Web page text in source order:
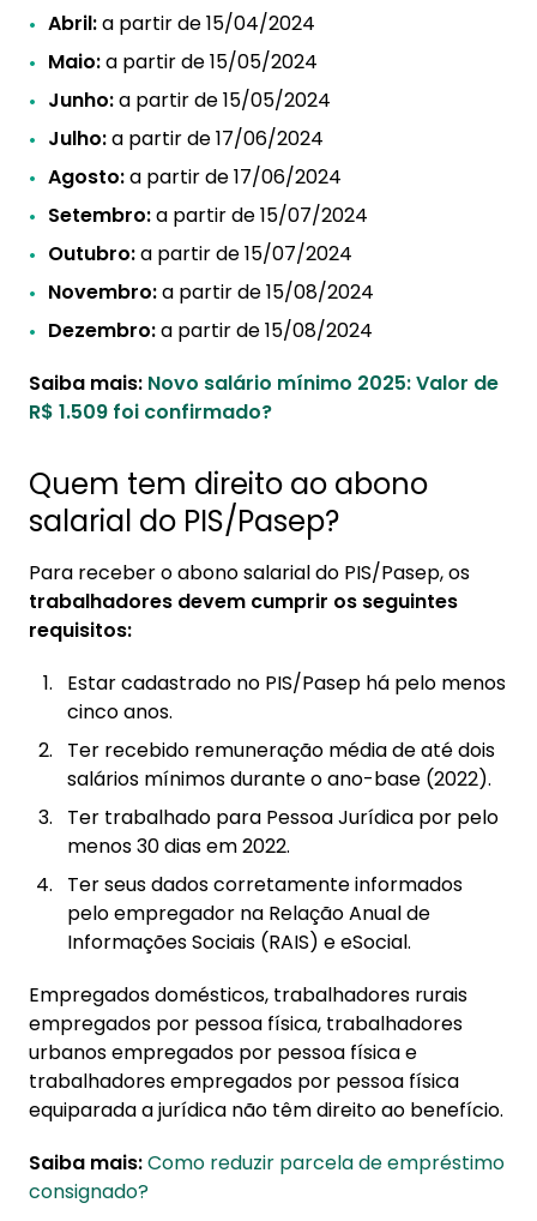
Abril:a partir de 15/04/2024
Maio:a partir de 15/05/2024
Junho:a partir de 15/05/2024
Julho:a partir de 17/06/2024
Agosto:a partir de 17/06/2024
Setembro:a partir de 15/07/2024
Outubro:a partir de 15/07/2024
Novembro:a partir de 15/08/2024
Dezembro:a partir de 15/08/2024
Saiba mais: Novo salário mínimo 2025: Valor de
R$ 1.509 foi confirmado?
Quem tem direito ao abono
salarial do PIS/Pasep?
Para receber o abono salarial do PIS/Pasep, os
trabalhadores devem cumprir os seguintes
requisitos:
Estar cadastrado no PIS/Pasep há pelo menos
cinco anos.
Ter recebido remuneração média de até dois
salários mínimos durante o ano-base (2022).
Ter trabalhado para Pessoa Jurídica por pelo
menos 30 dias em 2022.
Ter seus dados corretamente informados
pelo empregador na Relação Anual de
Informações Sociais (RAIS) e eSocial.
Empregados domésticos, trabalhadores rurais
empregados por pessoa física, trabalhadores
urbanos empregados por pessoa física e
trabalhadores empregados por pessoa física
equiparada a jurídica não têm direito ao benefício.
Saiba mais:Como reduzir parcela de empréstimo
consignado?